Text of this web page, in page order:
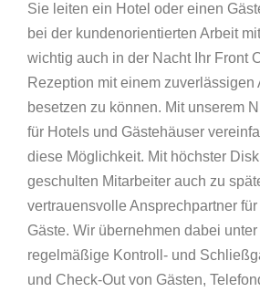
Sie leiten ein Hotel oder einen
bei der kundenorientierten Arbeit
wichtig auch in der Nacht Ihr Front
Rezeption mit einem zuverlässigen
besetzen zu können. Mit unserem
für Hotels und Gästehäuser
diese Möglichkeit. Mit höchster
geschulten Mitarbeiter auch zu
vertrauensvolle Ansprechpartner
Gäste. Wir übernehmen dabei
regelmäßige Kontroll- und
und Check-Out von Gästen,